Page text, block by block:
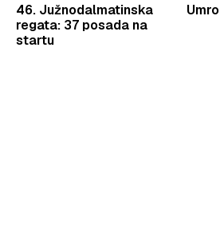
46. Južnodalmatinska
regata: 37 posada na
startu